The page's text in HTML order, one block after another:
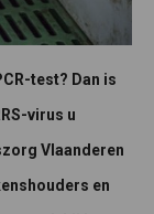
test? Dan is
virus u
Vlaanderen
en